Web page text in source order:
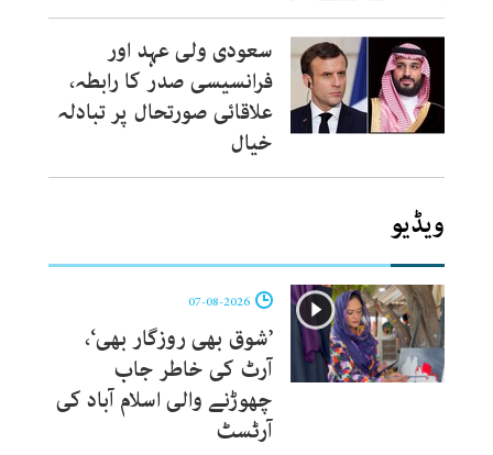
سعودی ولی عہد اور
فرانسیسی صدر کا رابطہ،
علاقائی صورتحال پر تبادلہ
خیال
ویڈیو
’شوق بھی روزگار بھی‘،
آرٹ کی خاطر جاب
چھوڑنے والی اسلام آباد کی
آرٹسٹ